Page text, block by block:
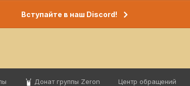
Вступайте в наш Discord!
Донат группы Zeron Центр обращений